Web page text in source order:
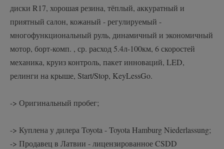
диски R17, хорошая резина, тёплый, аккуратный и
приятный салон, кожаный - регулируемый -
многофункциональный руль, динамичный и экономичный
мотор, борт-комп. , ср. расход 5.4л-100км, 6 скоростей
механика, круиз контроль, пакет инноваций, LED,
релинги на крыше, Start/Stop, KeyLessGo.
-> Оригинальный пробег;
-> Куплена у дилера Toyota - Toyota Hamburg Niederlassung;
-> Продавец в Латвии - лицензированное CSDD